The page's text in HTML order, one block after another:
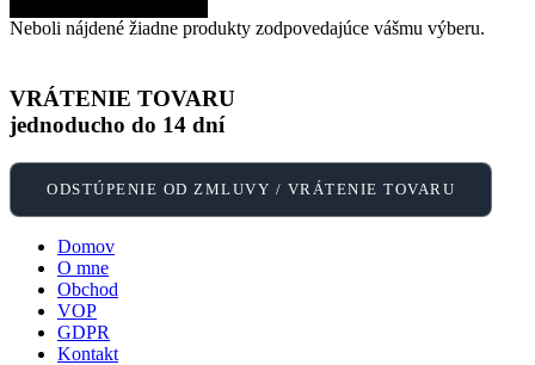
Neboli nájdené žiadne produkty zodpovedajúce vášmu výberu.
VRÁTENIE TOVARU
jednoducho do 14 dní
ODSTÚPENIE OD ZMLUVY / VRÁTENIE TOVARU
Domov
O mne
Obchod
VOP
GDPR
Kontakt